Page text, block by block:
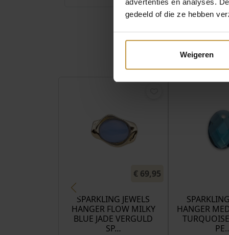
advertenties en analyses.
gedeeld of die ze hebben
Weigeren
€ 69,95
SPARKLING JEWELS
HANGER FLOW MILKY
BLUE JADE VERGULD
SP…
HANGER